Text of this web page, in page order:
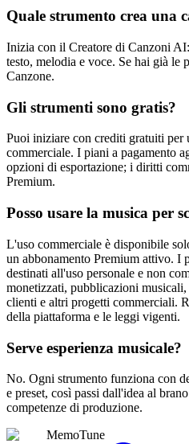
Quale strumento crea una
Inizia con il Creatore di Canzoni
testo, melodia e voce. Se hai già le
Canzone.
Gli strumenti sono gratis?
Puoi iniziare con crediti gratuiti per
commerciale. I piani a pagamento
opzioni di esportazione; i diritti
Premium.
Posso usare la musica per
L'uso commerciale è disponibile
un abbonamento Premium attivo. I
destinati all'uso personale e non
monetizzati, pubblicazioni
clienti e altri progetti commerciali.
della piattaforma e le leggi vigenti.
Serve esperienza musicale?
No. Ogni strumento funziona con
e preset, così passi dall'idea al
competenze di produzione.
MemoTune